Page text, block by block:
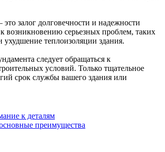
залог долговечности и надежности
возникновению серьезных проблем, таких
ухудшение теплоизоляции здания.
следует обращаться к
условий. Только тщательное
срок службы вашего здания или
к деталям
преимущества